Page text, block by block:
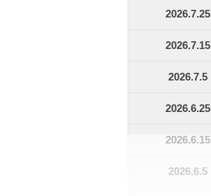
2026.7.25
2026.7.15
2026.7.5
2026.6.25
2026.6.15
2026.6.5